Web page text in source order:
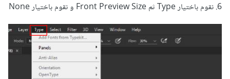
6. نقوم باختيار Type ثم Front Preview Size و نقوم باختيار None